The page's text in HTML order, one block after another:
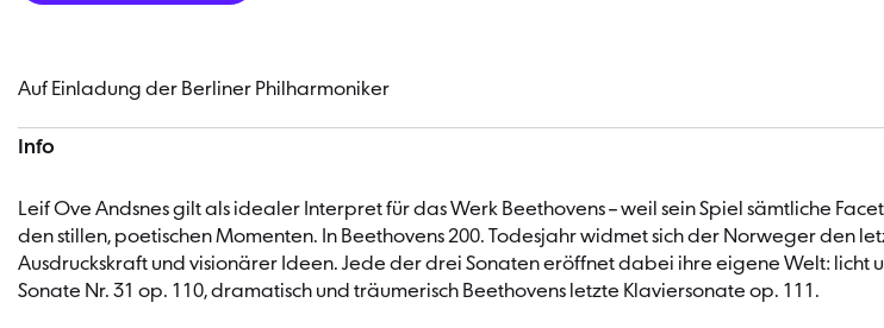
Auf Einladung der Berliner Philharmoniker
Info
Leif Ove Andsnes gilt als idealer Interpret für das Werk Beethovens – weil sein Spiel sämtliche
den stillen, poetischen Momenten. In Beethovens 200. Todesjahr widmet sich der Norweger den
Ausdruckskraft und visionärer Ideen. Jede der drei Sonaten eröffnet dabei ihre eigene Welt: licht
Sonate Nr. 31 op. 110, dramatisch und träumerisch Beethovens letzte Klaviersonate op. 111.